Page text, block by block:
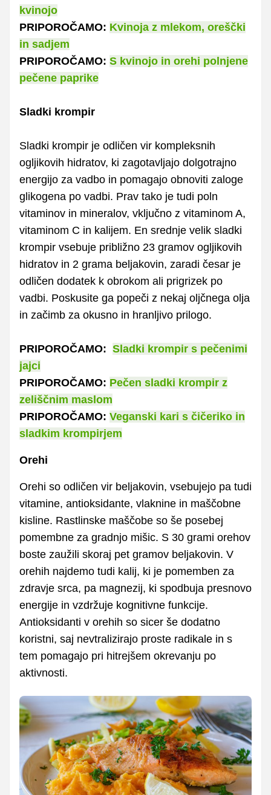
kvinojo
PRIPOROČAMO: Kvinoja z mlekom, oreščki
in sadjem
PRIPOROČAMO: S kvinojo in orehi polnjene
pečene paprike
Sladki krompir
Sladki krompir je odličen vir kompleksnih
ogljikovih hidratov, ki zagotavljajo dolgotrajno
energijo za vadbo in pomagajo obnoviti zaloge
glikogena po vadbi. Prav tako je tudi poln
vitaminov in mineralov, vključno z vitaminom A,
vitaminom C in kalijem. En srednje velik sladki
krompir vsebuje približno 23 gramov ogljikovih
hidratov in 2 grama beljakovin, zaradi česar je
odličen dodatek k obrokom ali prigrizek po
vadbi. Poskusite ga popeči z nekaj oljčnega olja
in začimb za okusno in hranljivo prilogo.
PRIPOROČAMO: Sladki krompir s pečenimi
jajci
PRIPOROČAMO: Pečen sladki krompir z
zeliščnim maslom
PRIPOROČAMO: Veganski kari s čičeriko in
sladkim krompirjem
Orehi
Orehi so odličen vir beljakovin, vsebujejo pa tudi
vitamine, antioksidante, vlaknine in maščobne
kisline. Rastlinske maščobe so še posebej
pomembne za gradnjo mišic. S 30 grami orehov
boste zaužili skoraj pet gramov beljakovin. V
orehih najdemo tudi kalij, ki je pomemben za
zdravje srca, pa magnezij, ki spodbuja presnovo
energije in vzdržuje kognitivne funkcije.
Antioksidanti v orehih so sicer še dodatno
koristni, saj nevtralizirajo proste radikale in s
tem pomagajo pri hitrejšem okrevanju po
aktivnosti.